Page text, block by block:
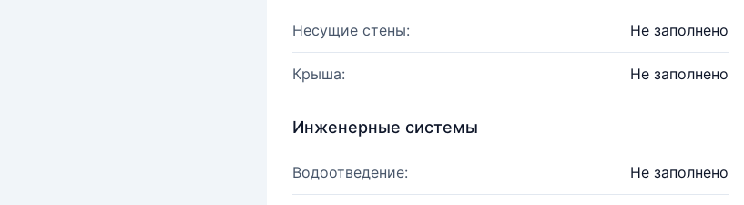
Несущие стены: Не заполнено
Крыша: Не заполнено
Инженерные системы
Водоотведение: Не заполнено